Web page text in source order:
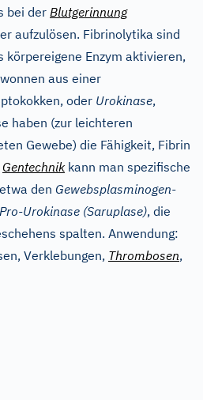
bei der Blutgerinnung
aufzulösen. Fibrinolytika sind
körpereigene Enzym aktivieren,
aus einer
oder Urokinase,
haben (zur leichteren
Gewebe) die Fähigkeit, Fibrin
Gentechnikkann man spezifische
den Gewebsplasminogen-
Pro-Urokinase (Saruplase), die
spalten. Anwendung:
Verklebungen, Thrombosen,